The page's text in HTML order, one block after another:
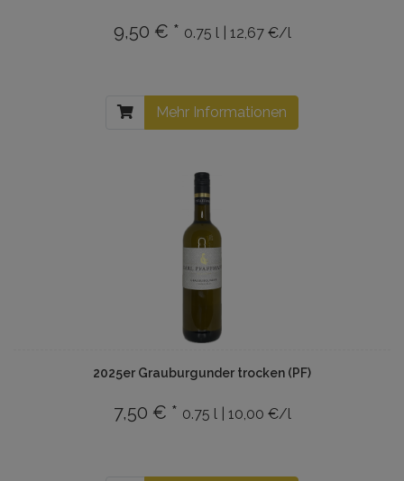
9,50 € * 0.75 l | 12,67 €/l
Mehr Informationen
2025er Grauburgunder trocken (PF)
7,50 € * 0.75 l | 10,00 €/l